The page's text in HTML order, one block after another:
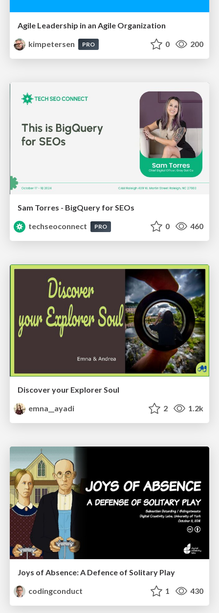
Agile Leadership in an Agile Organization
kimpetersen
PRO 0 200
Sam Torres - BigQuery for SEOs
techseoconnect
PRO 0 460
Discover your Explorer Soul
emna__ayadi
2 1.2k
Joys of Absence: A Defence of Solitary Play
codingconduct
1 430